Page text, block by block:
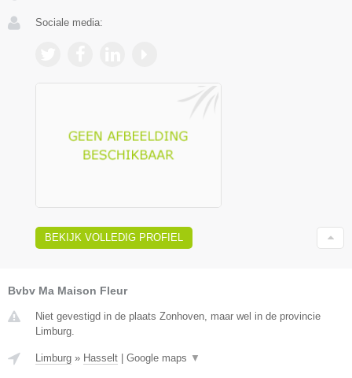
Sociale media:
BEKIJK VOLLEDIG PROFIEL
Bvbv Ma Maison Fleur
Niet gevestigd in de plaats Zonhoven, maar wel in de provincie
Limburg.
Limburg » Hasselt | Google maps ▼